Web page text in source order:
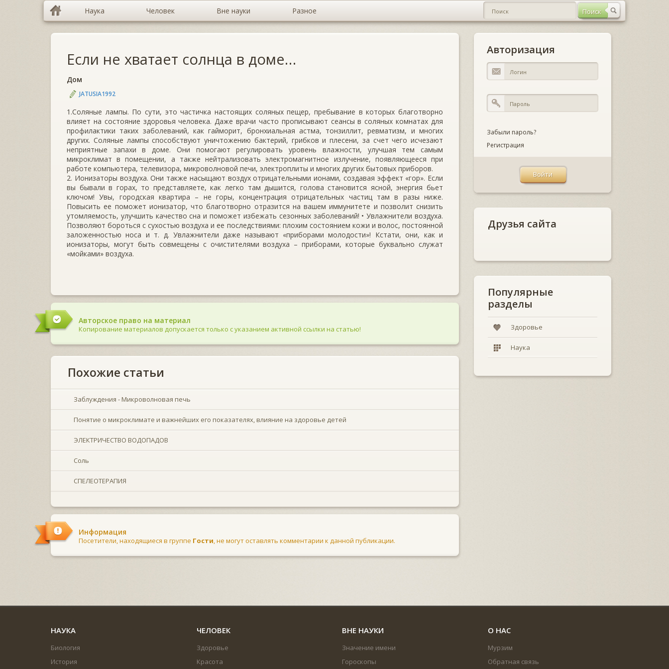
Наука Человек Вне науки Разное
Если не хватает солнца в доме…
Дом
JATUSIA1992
1.Соляные лампы. По сути, это частичка настоящих соляных пещер, пребывание в которых благотворно
влияет на состояние здоровья человека. Даже врачи часто прописывают сеансы в соляных комнатах для
профилактики таких заболеваний, как гайморит, бронхиальная астма, тонзиллит, ревматизм, и многих
других. Соляные лампы способствуют уничтожению бактерий, грибков и плесени, за счет чего исчезают
неприятные запахи в доме. Они помогают регулировать уровень влажности, улучшая тем самым
микроклимат в помещении, а также нейтрализовать электромагнитное излучение, появляющееся при
работе компьютера, телевизора, микроволновой печи, электроплиты и многих других бытовых приборов.
2. Ионизаторы воздуха. Они также насыщают воздух отрицательными ионами, создавая эффект «гор». Если
вы бывали в горах, то представляете, как легко там дышится, голова становится ясной, энергия бьет
ключом! Увы, городская квартира – не горы, концентрация отрицательных частиц там в разы ниже.
Повысить ее поможет ионизатор, что благотворно отразится на вашем иммунитете и позволит снизить
утомляемость, улучшить качество сна и поможет избежать сезонных заболеваний! • Увлажнители воздуха.
Позволяют бороться с сухостью воздуха и ее последствиями: плохим состоянием кожи и волос, постоянной
заложенностью носа и т. д. Увлажнители даже называют «приборами молодости»! Кстати, они, как и
ионизаторы, могут быть совмещены с очистителями воздуха – приборами, которые буквально служат
«мойками» воздуха.
Авторское право на материал
Копирование материалов допускается только с указанием активной ссылки на статью!
Похожие статьи
Заблуждения - Микроволновая печь
Понятие о микроклимате и важнейших его показателях, влияние на здоровье детей
ЭЛЕКТРИЧЕСТВО ВОДОПАДОВ
Соль
СПЕЛЕОТЕРАПИЯ
Информация
Посетители, находящиеся в группе Гости, не могут оставлять комментарии к данной публикации.
Авторизация
Забыли пароль?
Регистрация
Друзья сайта
Популярные
разделы
Здоровье
Наука
НАУКА
Биология
История
ЧЕЛОВЕК
Здоровье
Красота
ВНЕ НАУКИ
Значение имени
Гороскопы
О НАС
Мурзим
Обратная связь